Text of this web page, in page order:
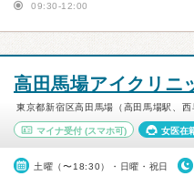
09:30-12:00
高田馬場アイクリニ
東京都新宿区高田馬場（高田馬場駅、西
マイナ受付 (スマホ可) 女医在
土曜（〜18:30）・日曜・祝日